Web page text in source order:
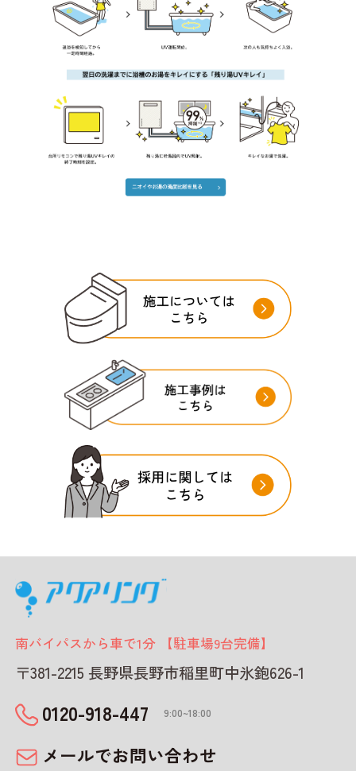
南バイパスから車で1分 【駐車場9台完備】
〒381-2215 長野県長野市稲里町中氷鉋626-1
0120-918-447 9:00~18:00
メールでお問い合わせ